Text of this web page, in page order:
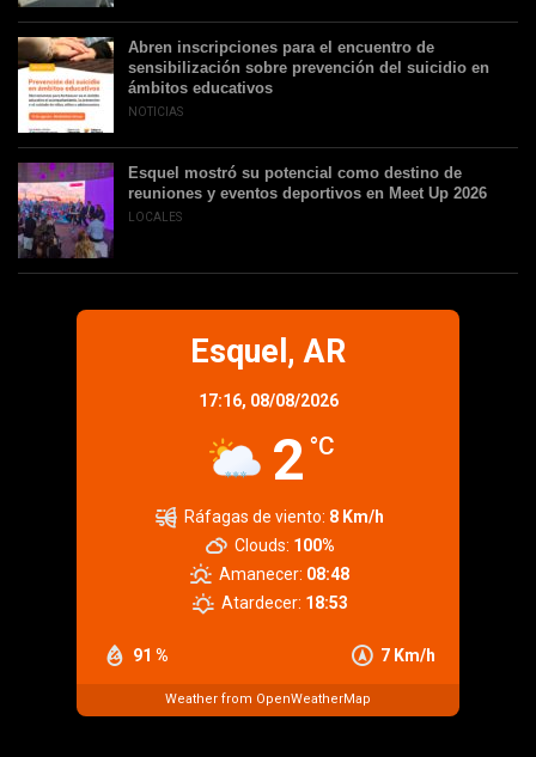
Abren inscripciones para el encuentro de
sensibilización sobre prevención del suicidio en
ámbitos educativos
NOTICIAS
Esquel mostró su potencial como destino de
reuniones y eventos deportivos en Meet Up 2026
LOCALES
Esquel, AR
17:16, 08/08/2026
2 °C
91 % 7 Km/h
Ráfagas de viento: 8 Km/h
Clouds: 100%
Amanecer: 08:48
Atardecer: 18:53
Weather from OpenWeatherMap